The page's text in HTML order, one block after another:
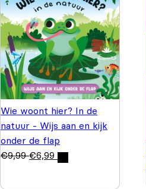
Wie woont hier? In de
natuur - Wijs aan en kijk
onder de flap
€9,99 €6,99